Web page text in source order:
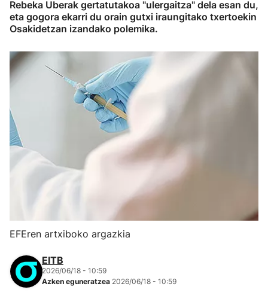
Rebeka Uberak gertatutakoa "ulergaitza" dela esan du,
eta gogora ekarri du orain gutxi iraungitako txertoekin
Osakidetzan izandako polemika.
EFEren artxiboko argazkia
EITB
2026/06/18 - 10:59
Azken eguneratzea 2026/06/18 - 10:59